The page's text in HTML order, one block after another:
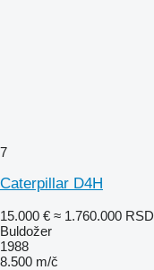
7
Caterpillar D4H
15.000 € ≈ 1.760.000 RSD
Buldožer
1988
8.500 m/č